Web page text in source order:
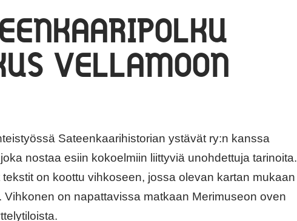
VELLAMOON
Sateenkaarihistorian ystävät ry:n kanssa
nostaa esiin kokoelmiin liittyviä unohdettuja tarinoita.
on koottu vihkoseen, jossa olevan kartan mukaan
on napattavissa matkaan Merimuseon oven